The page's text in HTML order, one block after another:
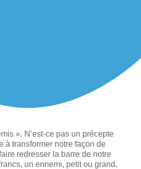
». N’est-ce pas un précepte
à transformer notre façon de
redresser la barre de notre
un ennemi, petit ou grand,